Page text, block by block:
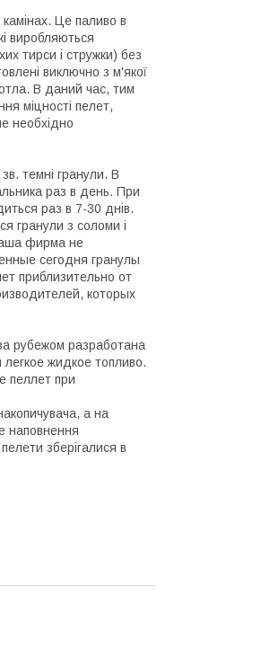
Це паливо в
виробляються
тирси і стружки) без
виключно з м'якої
В даний час, тим
міцності пелет,
необхідно
темні гранули. В
раз в день. При
раз в 7-30 днів.
гранули з соломи і
фирма не
сегодня гранулы
приблизительно от
которых
рубежом разработана
жидкое топливо.
пеллет при
а на
наповнення
зберігалися в